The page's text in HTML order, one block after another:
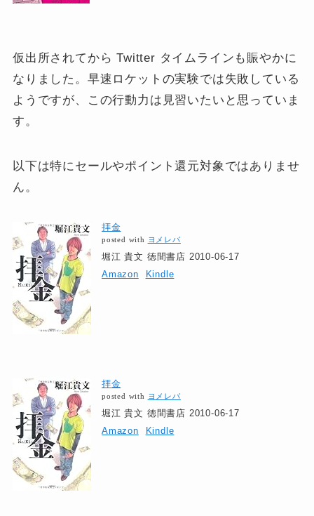
仮出所されてから Twitter タイムラインも賑やかに
なりました。早速ロケットの実験では失敗している
ようですが、この行動力は見習いたいと思っていま
す。
以下は特にセールやポイント還元対象ではありませ
ん。
拝金
posted with ヨメレバ
堀江 貴文 徳間書店 2010-06-17
Amazon
Kindle
拝金
posted with ヨメレバ
堀江 貴文 徳間書店 2010-06-17
Amazon
Kindle